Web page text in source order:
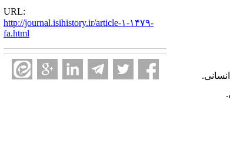
URL:
http://journal.isihistory.ir/article-۱-۱۴۷۹-
fa.html